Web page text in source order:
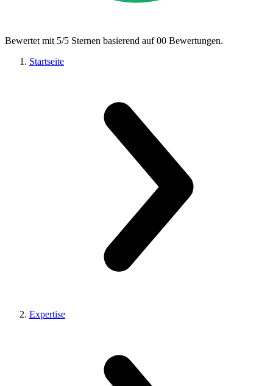
Bewertet mit 5/5 Sternen basierend auf00 Bewertungen.
Startseite
Expertise